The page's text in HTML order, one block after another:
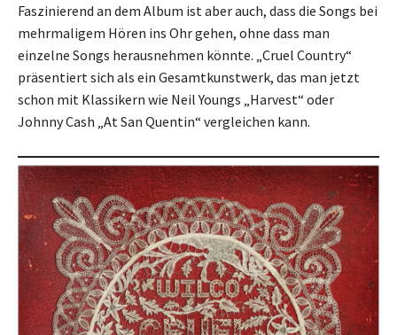
Faszinierend an dem Album ist aber auch, dass die Songs bei
mehrmaligem Hören ins Ohr gehen, ohne dass man
einzelne Songs herausnehmen könnte. „Cruel Country“
präsentiert sich als ein Gesamtkunstwerk, das man jetzt
schon mit Klassikern wie Neil Youngs „Harvest“ oder
Johnny Cash „At San Quentin“ vergleichen kann.